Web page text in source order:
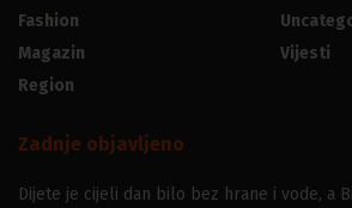
Fashion
Magazin
Region
Vijesti
Zadnje objavljeno
Dijete je cijeli dan bilo bez hrane i vode, a